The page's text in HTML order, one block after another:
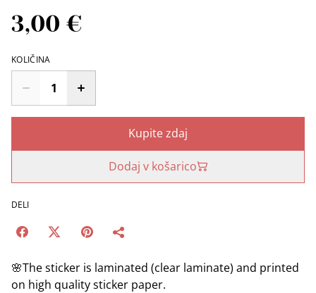
3,00 €
KOLIČINA
Kupite zdaj
Dodaj v košarico
DELI
🌸The sticker is laminated (clear laminate) and printed
on high quality sticker paper.